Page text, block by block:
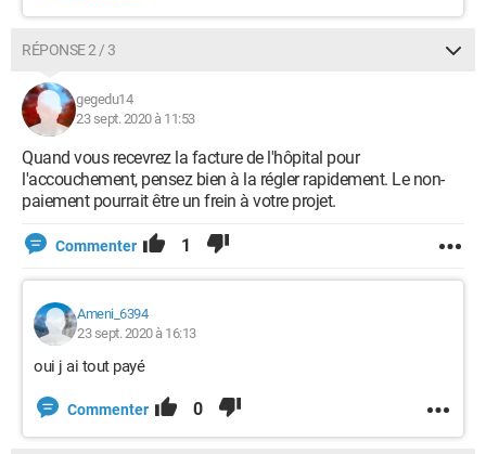
RÉPONSE 2 / 3
gegedu14
23 sept. 2020 à 11:53
Quand vous recevrez la facture de l'hôpital pour
l'accouchement, pensez bien à la régler rapidement. Le non-
paiement pourrait être un frein à votre projet.
Commenter 1
Ameni_6394
23 sept. 2020 à 16:13
oui j ai tout payé
Commenter 0